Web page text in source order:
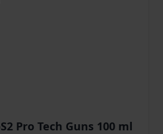
Pro Tech Guns 100 ml